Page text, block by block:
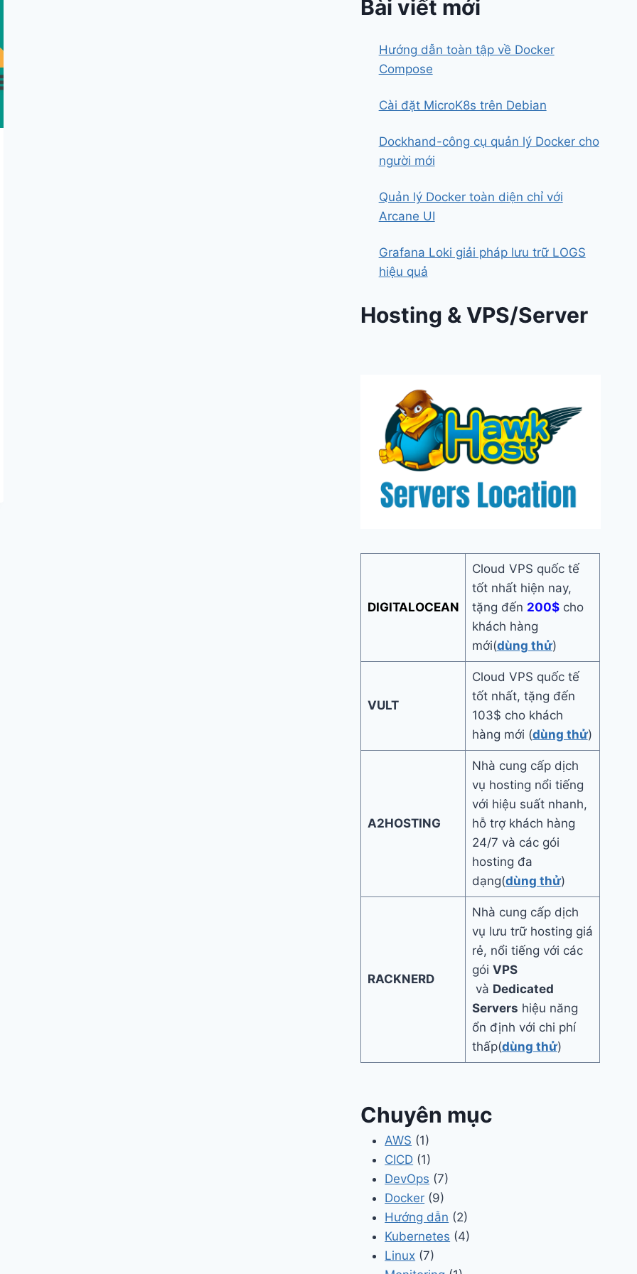
Bài viết mới
Hướng dẫn toàn tập về Docker
Compose
Cài đặt MicroK8s trên Debian
Dockhand-công cụ quản lý Docker cho
người mới
Quản lý Docker toàn diện chỉ với
Arcane UI
Grafana Loki giải pháp lưu trữ LOGS
hiệu quả
Hosting & VPS/Server
DIGITALOCEAN
Cloud VPS quốc tế
tốt nhất hiện nay,
tặng đến 200$cho
khách hàng
mới(dùng thử)
VULT
Cloud VPS quốc tế
tốt nhất, tặng đến
103$ cho khách
hàng mới (dùng thử)
A2HOSTING
Nhà cung cấp dịch
vụ hosting nổi tiếng
với hiệu suất nhanh,
hỗ trợ khách hàng
24/7 và các gói
hosting đa
dạng(dùng thử)
RACKNERD
Nhà cung cấp dịch
vụ lưu trữ hosting giá
rẻ, nổi tiếng với các
gói VPS
và Dedicated
Servers hiệu năng
ổn định với chi phí
thấp(dùng thử)
Chuyên mục
AWS (1)
CICD (1)
DevOps (7)
Docker (9)
Hướng dẫn (2)
Kubernetes (4)
Linux (7)